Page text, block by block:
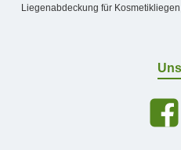
Liegenabdeckung für